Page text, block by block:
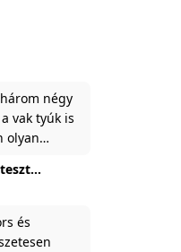
négy
vak tyúk is
olyan
és